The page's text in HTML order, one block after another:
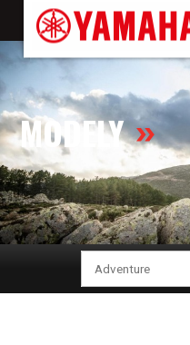
MODELY